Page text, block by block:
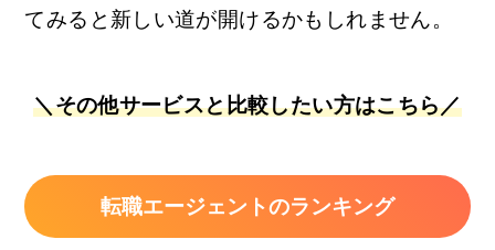
てみると新しい道が開けるかもしれません。
＼その他サービスと比較したい方はこちら／
転職エージェントのランキング